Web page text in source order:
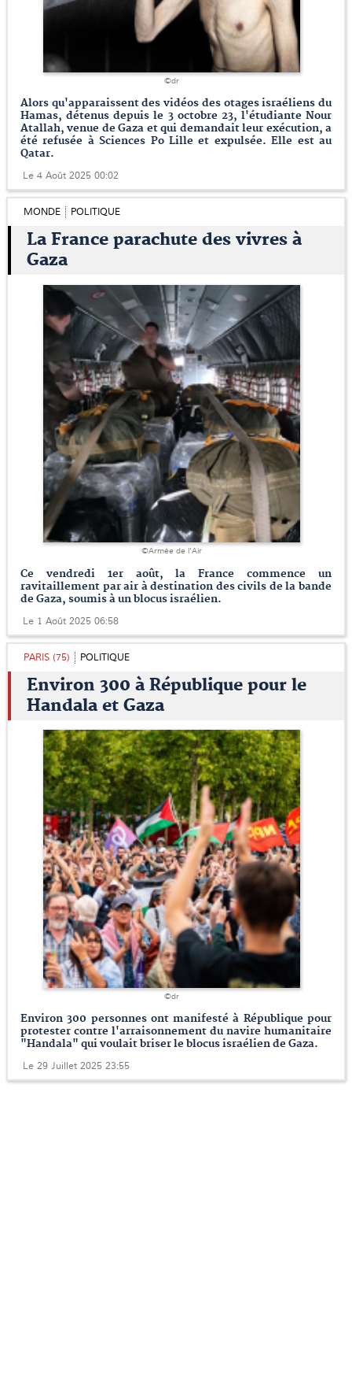
©dr
Alors qu'apparaissent des vidéos des otages israéliens du
Hamas, détenus depuis le 3 octobre 23, l'étudiante Nour
Atallah, venue de Gaza et qui demandait leur exécution, a
été refusée à Sciences Po Lille et expulsée. Elle est au
Qatar.
Le 4 Août 2025 00:02
MONDE POLITIQUE
La France parachute des vivres à
Gaza
©Armée de l'Air
Ce vendredi 1er août, la France commence un
ravitaillement par air à destination des civils de la bande
de Gaza, soumis à un blocus israélien.
Le 1 Août 2025 06:58
PARIS (75) POLITIQUE
Environ 300 à République pour le
Handala et Gaza
©dr
Environ 300 personnes ont manifesté à République pour
protester contre l'arraisonnement du navire humanitaire
"Handala" qui voulait briser le blocus israélien de Gaza.
Le 29 Juillet 2025 23:55